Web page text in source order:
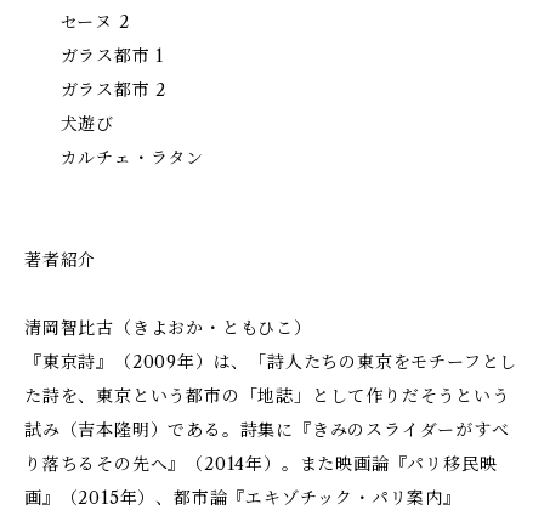
セーヌ 2
ガラス都市 1
ガラス都市 2
犬遊び
カルチェ・ラタン
著者紹介
清岡智比古（きよおか・ともひこ）
『東京詩』（2009年）は、「詩人たちの東京をモチーフとし
た詩を、東京という都市の「地誌」として作りだそうという
試み（吉本隆明）である。詩集に『きみのスライダーがすべ
り落ちるその先へ』（2014年）。また映画論『パリ移民映
画』（2015年）、都市論『エキゾチック・パリ案内』